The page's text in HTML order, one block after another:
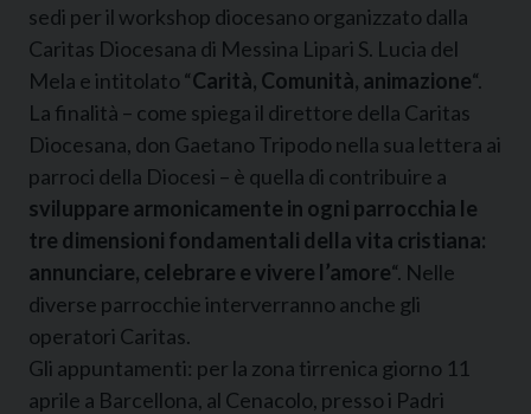
sedi per il workshop diocesano organizzato dalla
Caritas Diocesana di Messina Lipari S. Lucia del
Mela e intitolato “Carità, Comunità, animazione“.
La finalità – come spiega il direttore della Caritas
Diocesana, don Gaetano Tripodo nella sua lettera ai
parroci della Diocesi – è quella di contribuire a
sviluppare armonicamente in ogni parrocchia le
tre dimensioni fondamentali della vita cristiana:
annunciare, celebrare e vivere l’amore“. Nelle
diverse parrocchie interverranno anche gli
operatori Caritas.
Gli appuntamenti: per la zona tirrenica giorno 11
aprile a Barcellona, al Cenacolo, presso i Padri